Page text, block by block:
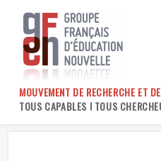
content
MOUVEMENT DE RECHERCHE ET
TOUS CAPABLES ! TOUS